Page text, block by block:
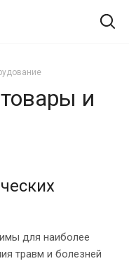
и
для наиболее
травм и болезней